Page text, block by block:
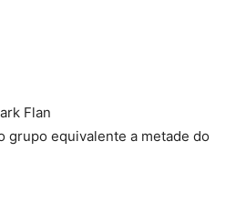
Flan
grupo equivalente a metade do